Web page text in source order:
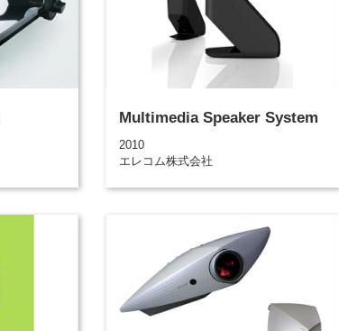
Multimedia Speaker System
2010
エレコム株式会社